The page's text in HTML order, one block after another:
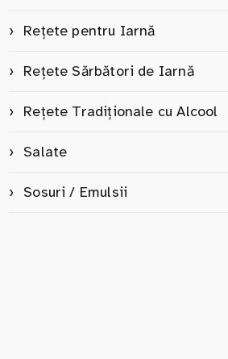
Rețete pentru Iarnă
Rețete Sărbători de Iarnă
Rețete Tradiționale cu Alcool
Salate
Sosuri / Emulsii